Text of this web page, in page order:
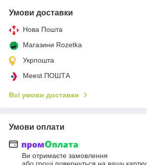
Умови доставки
Нова Пошта
Магазини Rozetka
Укрпошта
Meest ПОШТА
Всі умови доставки
Умови оплати
Ви отримаєте замовлення